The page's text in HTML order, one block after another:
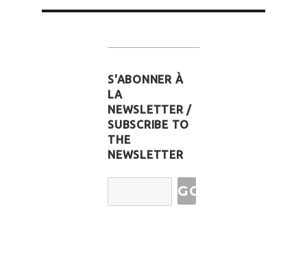
S'ABONNER À
LA
NEWSLETTER /
SUBSCRIBE TO
THE
NEWSLETTER
Email
Address